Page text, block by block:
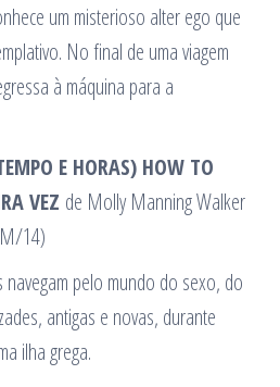
um misterioso alter ego que
No final de uma viagem
à máquina para a
E HORAS) HOW TO
VEZ de Molly Manning Walker
14)
navegam pelo mundo do sexo, do
antigas e novas, durante
ilha grega.